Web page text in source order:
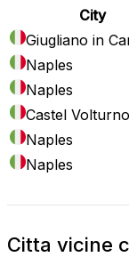
City
Giugliano in
Naples
Naples
Castel Volturno
Naples
Naples
Citta vicine